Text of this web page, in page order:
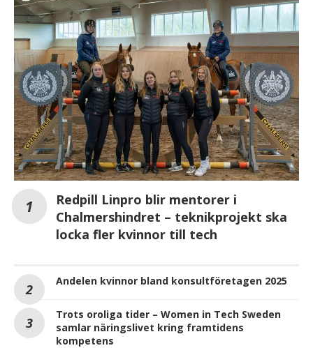
Redpill Linpro blir mentorer i
Chalmershindret – teknikprojekt ska
locka fler kvinnor till tech
Andelen kvinnor bland konsultföretagen 2025
Trots oroliga tider – Women in Tech Sweden
samlar näringslivet kring framtidens
kompetens